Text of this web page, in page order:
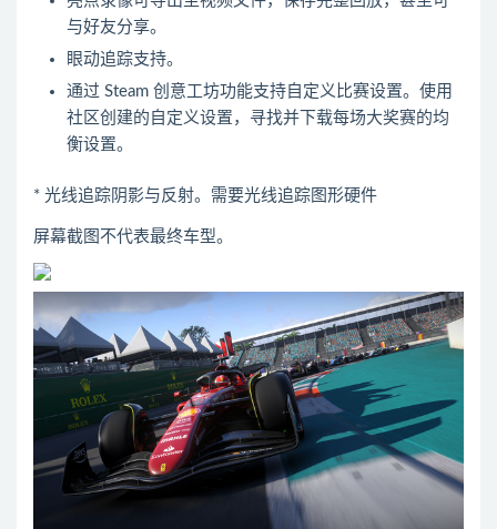
与好友分享。
眼动追踪支持。
通过 Steam 创意工坊功能支持自定义比赛设置。使用
社区创建的自定义设置，寻找并下载每场大奖赛的均
衡设置。
* 光线追踪阴影与反射。需要光线追踪图形硬件
屏幕截图不代表最终车型。